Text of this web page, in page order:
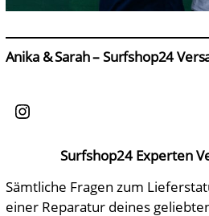
Anika & Sarah – Surfshop24
Instagram
Surfshop24 Experten
Sämtliche Fragen zum
einer Reparatur deines